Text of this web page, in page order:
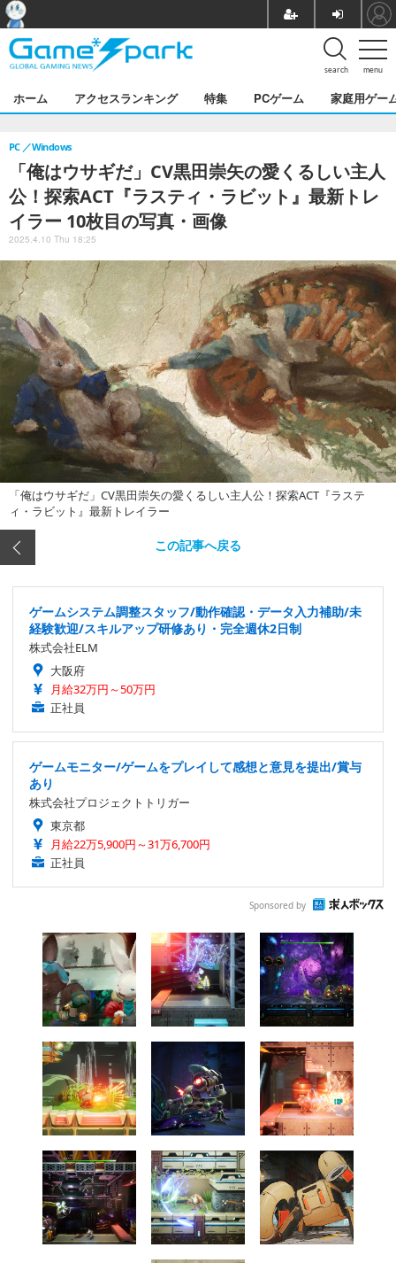
menu
search
ホーム アクセスランキング 特集 PCゲーム 家庭用ゲー
「俺はウサギだ」CV黒田崇矢の愛くるしい主人
公！探索ACT『ラスティ・ラビット』最新トレ
イラー 10枚目の写真・画像
PC Windows
2025.4.10 Thu 18:25
「俺はウサギだ」CV黒田崇矢の愛くるしい主人公！探索ACT『ラステ
ィ・ラビット』最新トレイラー
この記事へ戻る
ゲームシステム調整スタッフ/動作確認・データ入力補助/未
経験歓迎/スキルアップ研修あり・完全週休2日制
株式会社ELM
大阪府
月給32万円～50万円
正社員
ゲームモニター/ゲームをプレイして感想と意見を提出/賞与
あり
株式会社プロジェクトトリガー
東京都
月給22万5,900円～31万6,700円
正社員
Sponsored by